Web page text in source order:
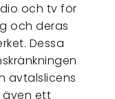
och tv för
och deras
Dessa
avtalslicens
även ett